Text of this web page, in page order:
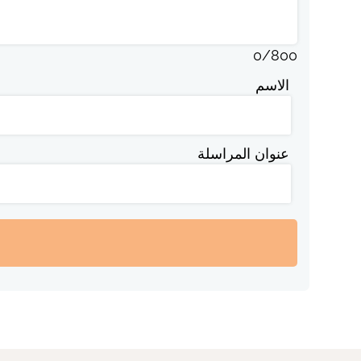
0/800
الاسم
عنوان المراسلة